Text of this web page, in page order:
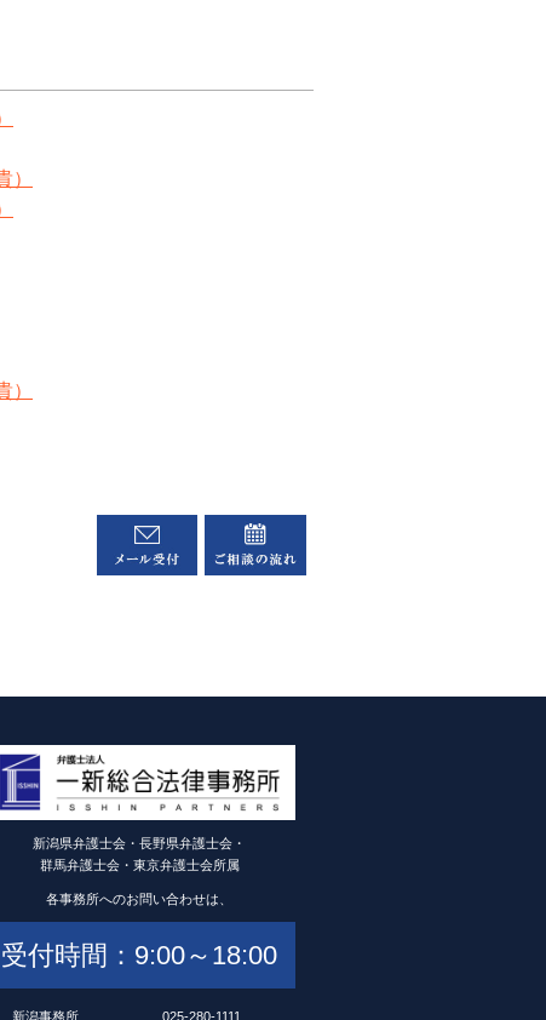
）
）
新潟県弁護士会・長野県弁護士会・
群馬弁護士会・東京弁護士会所属
各事務所へのお問い合わせは、
受付時間：9:00～18:00
新潟事務所 025-280-1111